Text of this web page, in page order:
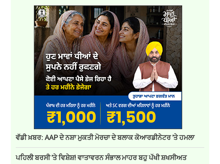
ਵੱਡੀ ਖ਼ਬਰ: AAP ਦੇ ਨਸ਼ਾ ਮੁਕਤੀ ਮੋਰਚਾ ਦੇ ਬਲਾਕ ਕੋਆਰਡੀਨੇਟਰ 'ਤੇ ਹਮਲਾ
ਪਹਿਲੀ ਬਰਸੀ 'ਤੇ ਵਿਸ਼ੇਸ਼! ਵਾਤਾਵਰਨ ਸੰਭਾਲ ਮਾਹਰ ਬਹੁ ਪੱਖੀ ਸ਼ਖਸੀਅਤ